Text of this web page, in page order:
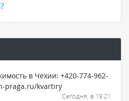
в Чехии: +420-774-962-
praga.ru/kvartiry
Сегодня, в 19:21